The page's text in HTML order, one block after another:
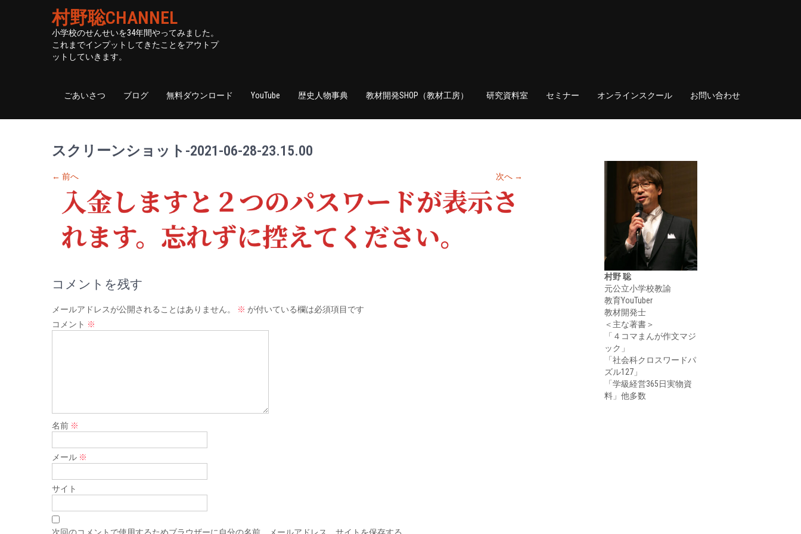
村野聡CHANNEL
小学校のせんせいを34年間やってみました。
これまでインプットしてきたことをアウトプ
ットしていきます。
ごあいさつ ブログ 無料ダウンロード YouTube 歴史人物事典 教材開発SHOP（教材工房） 研究資料室 セミナー オンラインスクール お問い合わせ
スクリーンショット-2021-06-28-23.15.00
← 前へ 次へ →
コメントを残す
メールアドレスが公開されることはありません。 ※ が付いている欄は必須項目です
コメント ※
名前 ※
メール ※
サイト
村野 聡
元公立小学校教諭
教育YouTuber
教材開発士
＜主な著書＞
「４コマまんが作文マジ
ック」
「社会科クロスワードパ
ズル127」
「学級経営365日実物資
料」他多数